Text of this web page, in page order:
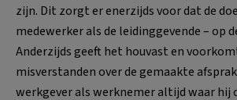
zijn. Dit zorgt er enerzijds voor dat de
medewerker als de leidinggevende – op
Anderzijds geeft het houvast en
misverstanden over de gemaakte
werkgever als werknemer altijd waar hij